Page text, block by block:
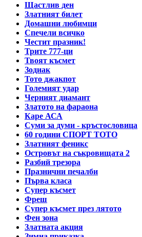
Щастлив ден
Златният билет
Домашни любимци
Спечели всичко
Честит празник!
Трите 777-ци
Твоят късмет
Зодиак
Тото джакпот
Големият удар
Черният диамант
Златото на фараона
Каре АСА
Суми за думи - кръстословица
60 години СПОРТ ТОТО
Златният феникс
Островът на съкровищата 2
Разбий трезора
Празнични печалби
Първа класа
Супер късмет
Фреш
Супер късмет през лятото
Фен зона
Златната акция